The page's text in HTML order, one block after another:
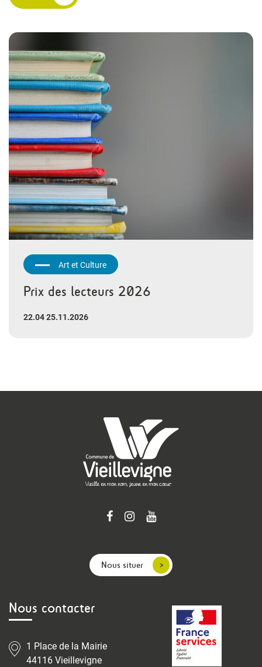
Art et Culture
Prix des lecteurs 2026
22.04 25.11.2026
Nous situer
Nous contacter
1 Place de la Mairie
44116 Vieillevigne